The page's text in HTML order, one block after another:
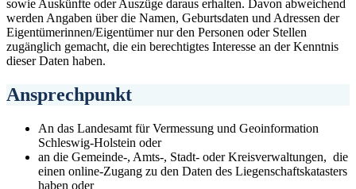
sowie Auskünfte oder Auszüge daraus erhalten. Davon abweichend
werden Angaben über die Namen, Geburtsdaten und Adressen der
Eigentümerinnen/Eigentümer nur den Personen oder Stellen
zugänglich gemacht, die ein berechtigtes Interesse an der Kenntnis
dieser Daten haben.
Ansprechpunkt
An das Landesamt für Vermessung und Geoinformation
Schleswig-Holstein oder
an die Gemeinde-, Amts-, Stadt- oder Kreisverwaltungen, die
einen online-Zugang zu den Daten des Liegenschaftskatasters
haben oder